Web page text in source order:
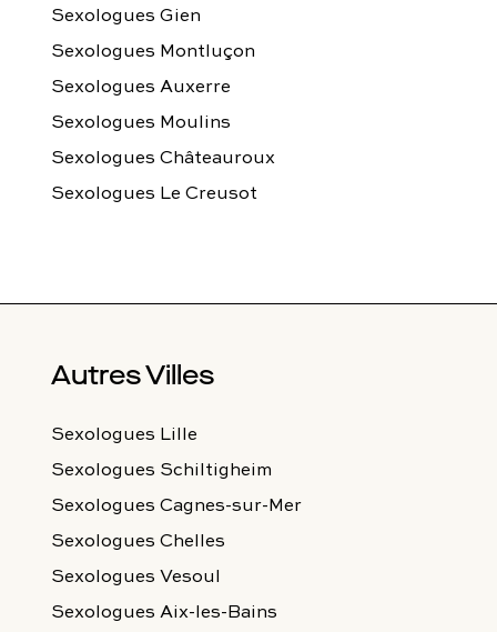
Sexologues Gien
Sexologues Montluçon
Sexologues Auxerre
Sexologues Moulins
Sexologues Châteauroux
Sexologues Le Creusot
Autres Villes
Sexologues Lille
Sexologues Schiltigheim
Sexologues Cagnes-sur-Mer
Sexologues Chelles
Sexologues Vesoul
Sexologues Aix-les-Bains